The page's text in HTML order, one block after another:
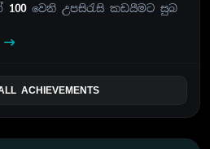
100වෙනි උපසිරැසි කඩයීමට සුබ
ACHIEVEMENTS